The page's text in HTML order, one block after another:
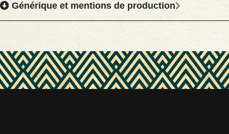
Générique et mentions de production